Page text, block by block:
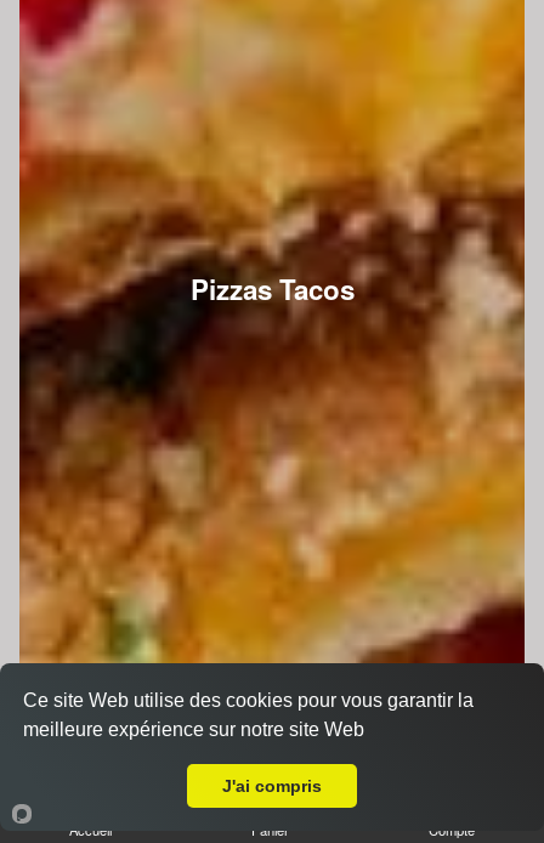
Pizzas Tacos
Accueil Panier Compte
Ce site Web utilise des cookies pour vous garantir la
meilleure expérience sur notre site Web
J'ai compris